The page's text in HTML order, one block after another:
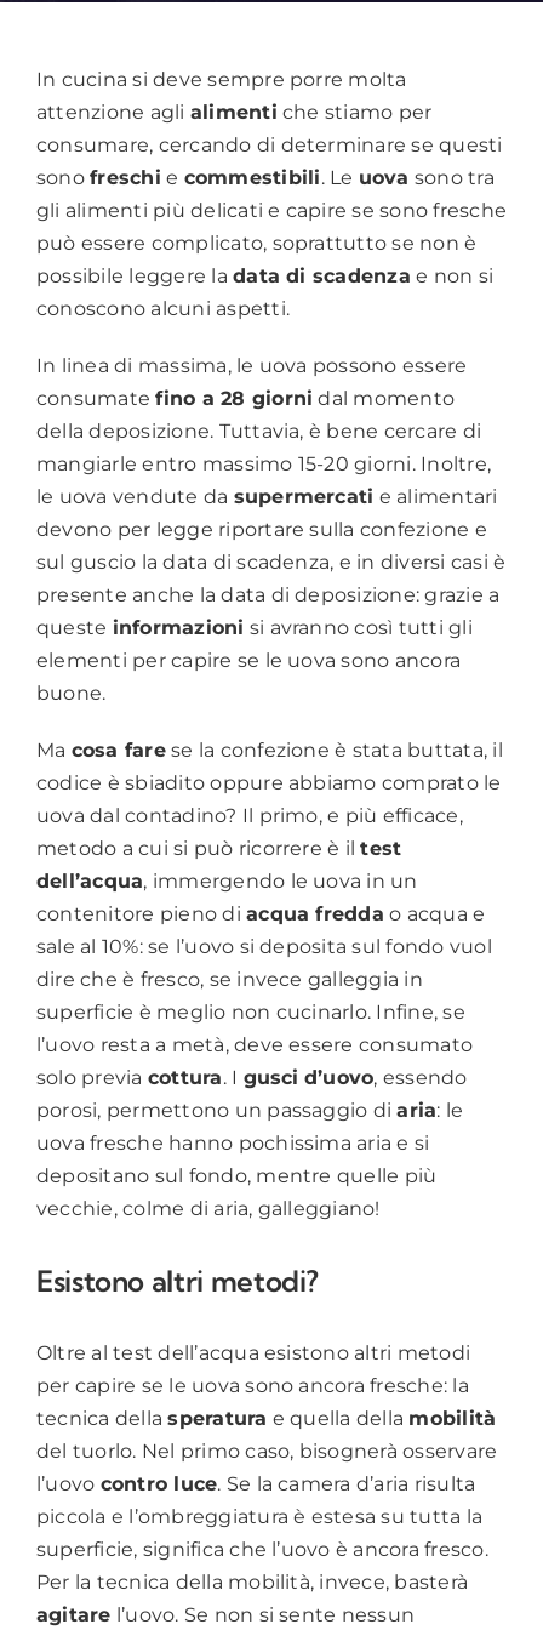
In cucina si deve sempre porre molta
attenzione agli alimenti che stiamo per
consumare, cercando di determinare se questi
sonofreschi e commestibili. Le uova sono tra
gli alimenti più delicati e capire se sono fresche
può essere complicato, soprattutto se non è
possibile leggere ladata di scadenza e non si
conoscono alcuni aspetti.
In linea di massima, le uova possono essere
consumatefino a 28 giorni dal momento
della deposizione. Tuttavia, è bene cercare di
mangiarle entro massimo 15-20 giorni. Inoltre,
le uova vendute da supermercati e alimentari
devono per legge riportare sulla confezione e
sul guscio la data di scadenza, e in diversi casi è
presente anche la data di deposizione: grazie a
queste informazioni si avranno così tutti gli
elementi per capire se le uova sono ancora
buone.
Ma cosa farese la confezione è stata buttata, il
codice è sbiadito oppure abbiamo comprato le
uova dal contadino? Il primo, e più efficace,
metodo a cui si può ricorrere è iltest
dell’acqua, immergendo le uova in un
contenitore pieno diacqua fredda o acqua e
sale al 10%: se l’uovo si deposita sul fondo vuol
dire che è fresco, se invece galleggia in
superficie è meglio non cucinarlo. Infine, se
l’uovo resta a metà, deve essere consumato
solo previa cottura. I gusci d’uovo, essendo
porosi, permettono un passaggio diaria: le
uova fresche hanno pochissima aria e si
depositano sul fondo, mentre quelle più
vecchie, colme di aria, galleggiano!
Esistono altri metodi?
Oltre al test dell’acqua esistono altri metodi
per capire se le uova sono ancora fresche: la
tecnica dellasperatura e quella della mobilità
del tuorlo. Nel primo caso, bisognerà osservare
l’uovo contro luce. Se la camera d’aria risulta
piccola e l’ombreggiatura è estesa su tutta la
superficie, significa che l’uovo è ancora fresco.
Per la tecnica della mobilità, invece, basterà
agitare l’uovo. Se non si sente nessun